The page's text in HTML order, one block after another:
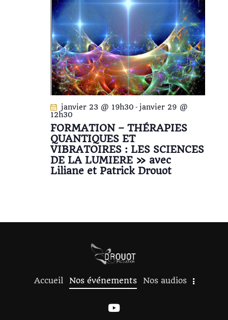
janvier 23 @ 19h30 - janvier 29 @
12h30
FORMATION – THÉRAPIES
QUANTIQUES ET
VIBRATOIRES : LES SCIENCES
DE LA LUMIERE » avec
Liliane et Patrick Drouot
Accueil Nos événements Nos audios